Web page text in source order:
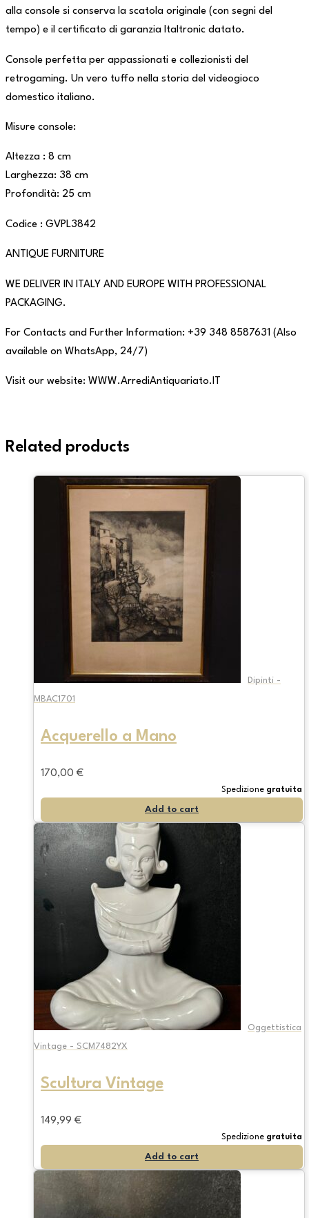
alla console si conserva la scatola originale (con segni del
tempo) e il certificato di garanzia Italtronic datato.
Console perfetta per appassionati e collezionisti del
retrogaming. Un vero tuffo nella storia del videogioco
domestico italiano.
Misure console:
Altezza : 8 cm
Larghezza: 38 cm
Profondità: 25 cm
Codice : GVPL3842
ANTIQUE FURNITURE
WE DELIVER IN ITALY AND EUROPE WITH PROFESSIONAL
PACKAGING.
For Contacts and Further Information: +39 348 8587631 (Also
available on WhatsApp, 24/7)
Visit our website: WWW.ArrediAntiquariato.IT
Related products
Dipinti -
MBAC1701
Acquerello a Mano
170,00 €
Spedizione gratuita
Add to cart
Oggettistica
Vintage - SCM7482YX
Scultura Vintage
149,99 €
Spedizione gratuita
Add to cart